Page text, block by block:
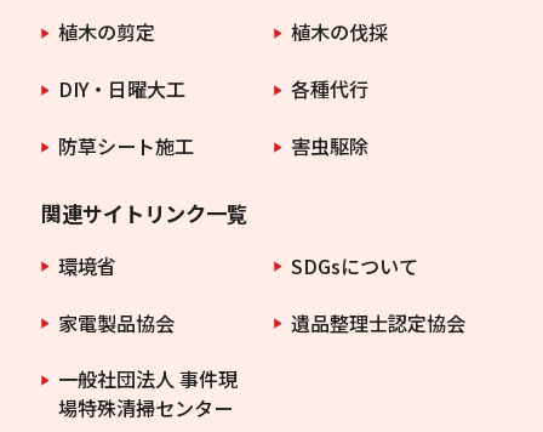
植木の剪定
植木の伐採
DIY・日曜大工
各種代行
防草シート施工
害虫駆除
関連サイトリンク一覧
環境省
SDGsについて
家電製品協会
遺品整理士認定協会
一般社団法人 事件現
場特殊清掃センター